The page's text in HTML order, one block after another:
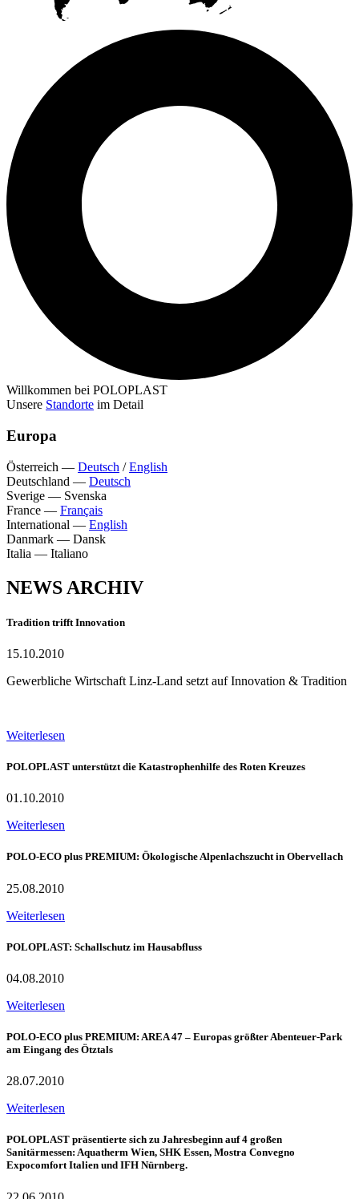
Willkommen bei POLOPLAST
Unsere Standorte im Detail
Europa
Österreich — Deutsch /English
Deutschland — Deutsch
Sverige — Svenska
France — Français
International — English
Danmark — Dansk
Italia — Italiano
NEWS ARCHIV
Tradition trifft Innovation
15.10.2010
Gewerbliche Wirtschaft Linz-Land setzt auf Innovation & Tradition
Weiterlesen
POLOPLAST unterstützt die Katastrophenhilfe des Roten Kreuzes
01.10.2010
Weiterlesen
POLO-ECO plus PREMIUM: Ökologische Alpenlachszucht in Obervellach
25.08.2010
Weiterlesen
POLOPLAST: Schallschutz im Hausabfluss
04.08.2010
Weiterlesen
POLO-ECO plus PREMIUM: AREA 47 – Europas größter Abenteuer-Park
am Eingang des Ötztals
28.07.2010
Weiterlesen
POLOPLAST präsentierte sich zu Jahresbeginn auf 4 großen
Sanitärmessen: Aquatherm Wien, SHK Essen, Mostra Convegno
Expocomfort Italien und IFH Nürnberg.